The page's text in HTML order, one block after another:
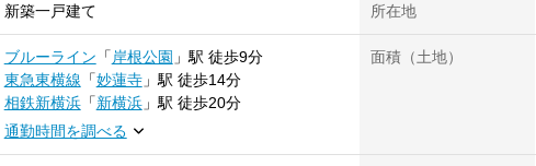
新築一戸建て 所在地
ブルーライン 「 岸根公園 」 駅 徒歩9分
東急東横線 「妙蓮寺」 駅 徒歩14分
相鉄新横浜「新横浜」 駅 徒歩20分
通勤時間を調べる
面積（土地）